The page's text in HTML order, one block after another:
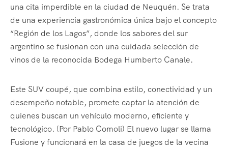
una cita imperdible en la ciudad de Neuquén. Se trata
de una experiencia gastronómica única bajo el concepto
“Región de los Lagos”, donde los sabores del sur
argentino se fusionan con una cuidada selección de
vinos de la reconocida Bodega Humberto Canale.
Este SUV coupé, que combina estilo, conectividad y un
desempeño notable, promete captar la atención de
quienes buscan un vehículo moderno, eficiente y
tecnológico. (Por Pablo Comoli) El nuevo lugar se llama
Fusione y funcionará en la casa de juegos de la vecina